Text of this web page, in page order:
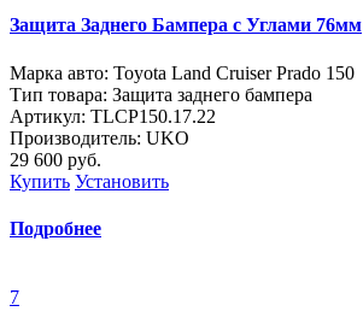
Защита Заднего Бампера с Углами 76мм
Марка авто: Toyota Land Cruiser Prado 150
Тип товара: Защита заднего бампера
Артикул: ТLСP150.17.22
Производитель: UKO
29 600 руб.
Купить Установить
Подробнее
7